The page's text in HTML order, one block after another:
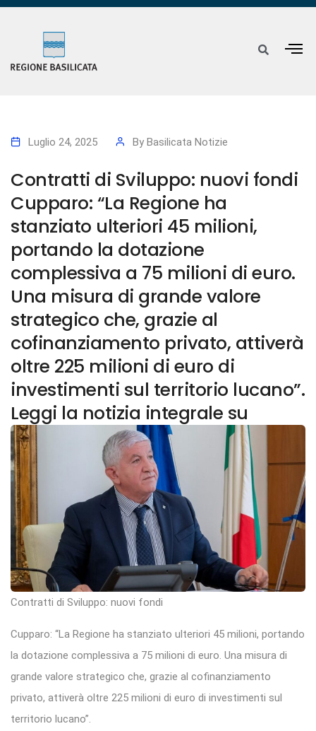
Luglio 24, 2025 By Basilicata Notizie
Contratti di Sviluppo: nuovi fondi
Cupparo: “La Regione ha
stanziato ulteriori 45 milioni,
portando la dotazione
complessiva a 75 milioni di euro.
Una misura di grande valore
strategico che, grazie al
cofinanziamento privato, attiverà
oltre 225 milioni di euro di
investimenti sul territorio lucano”.
Leggi la notizia integrale su
Contratti di Sviluppo: nuovi fondi
Cupparo: “La Regione ha stanziato ulteriori 45 milioni, portando
la dotazione complessiva a 75 milioni di euro. Una misura di
grande valore strategico che, grazie al cofinanziamento
privato, attiverà oltre 225 milioni di euro di investimenti sul
territorio lucano”.